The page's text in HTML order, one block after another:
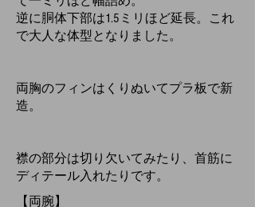
逆に胴体下部は1.5ミリほど延長。これ
で大人な体型となりました。
両胸のフィンはくりぬいてプラ板で新
造。
襟の部分は切り欠いてみたり、首筋に
ディテール入れたりです。
【両腕】